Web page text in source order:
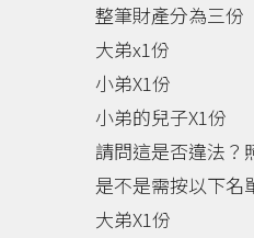
整筆財產分為三份
大弟x1份
小弟X1份
小弟的兒子X1份
請問這是否違法？
是不是需按以下名
大弟X1份